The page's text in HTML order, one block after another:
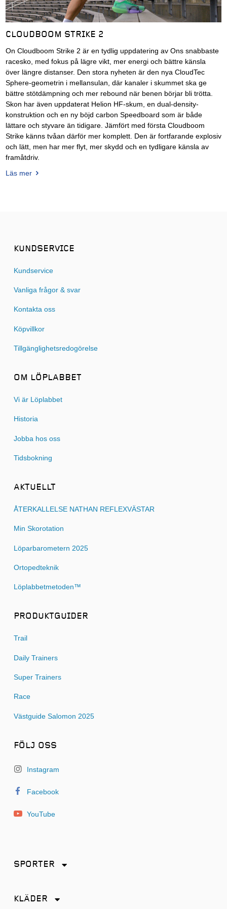
CLOUDBOOM STRIKE 2
On Cloudboom Strike 2 är en tydlig uppdatering av Ons snabbaste
racesko, med fokus på lägre vikt, mer energi och bättre känsla
över längre distanser. Den stora nyheten är den nya CloudTec
Sphere-geometrin i mellansulan, där kanaler i skummet ska ge
bättre stötdämpning och mer rebound när benen börjar bli trötta.
Skon har även uppdaterat Helion HF-skum, en dual-density-
konstruktion och en ny böjd carbon Speedboard som är både
lättare och styvare än tidigare. Jämfört med första Cloudboom
Strike känns tvåan därför mer komplett. Den är fortfarande explosiv
och lätt, men har mer flyt, mer skydd och en tydligare känsla av
framåtdriv.
Läs mer
KUNDSERVICE
Kundservice
Vanliga frågor & svar
Kontakta oss
Köpvillkor
Tillgänglighetsredogörelse
OM LÖPLABBET
Vi är Löplabbet
Historia
Jobba hos oss
Tidsbokning
AKTUELLT
ÅTERKALLELSE NATHAN REFLEXVÄSTAR
Min Skorotation
Löparbarometern 2025
Ortopedteknik
Löplabbetmetoden™
PRODUKTGUIDER
Trail
Daily Trainers
Super Trainers
Race
Västguide Salomon 2025
FÖLJ OSS
Instagram
Facebook
YouTube
SPORTER
KLÄDER